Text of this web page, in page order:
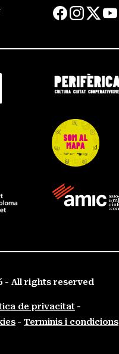
- All rights reserved
de privacitat
Terminis i condicions